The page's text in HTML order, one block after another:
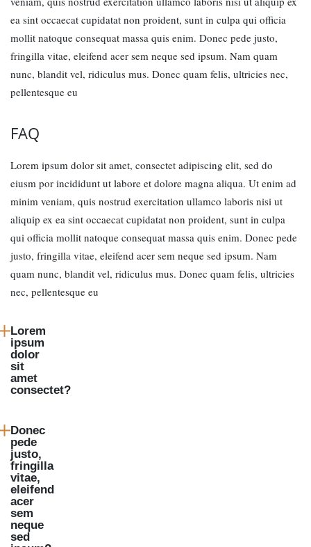
ea sint occaecat cupidatat non proident, sunt in culpa qui officia
mollit natoque consequat massa quis enim. Donec pede justo,
fringilla vitae, eleifend acer sem neque sed ipsum. Nam quam
nunc, blandit vel, ridiculus mus. Donec quam felis, ultricies nec,
pellentesque eu
FAQ
Lorem ipsum dolor sit amet, consectet adipiscing elit, sed do
eiusm por incididunt ut labore et dolore magna aliqua. Ut enim ad
minim veniam, quis nostrud exercitation ullamco laboris nisi ut
aliquip ex ea sint occaecat cupidatat non proident, sunt in culpa
qui officia mollit natoque consequat massa quis enim. Donec pede
justo, fringilla vitae, eleifend acer sem neque sed ipsum. Nam
quam nunc, blandit vel, ridiculus mus. Donec quam felis, ultricies
nec, pellentesque eu
Lorem
ipsum
dolor
sit
amet
consectet?
Donec
pede
justo,
fringilla
vitae,
eleifend
acer
sem
neque
sed